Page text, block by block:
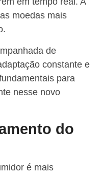
moedas mais
de
constante e
para
nesse novo
do
é mais